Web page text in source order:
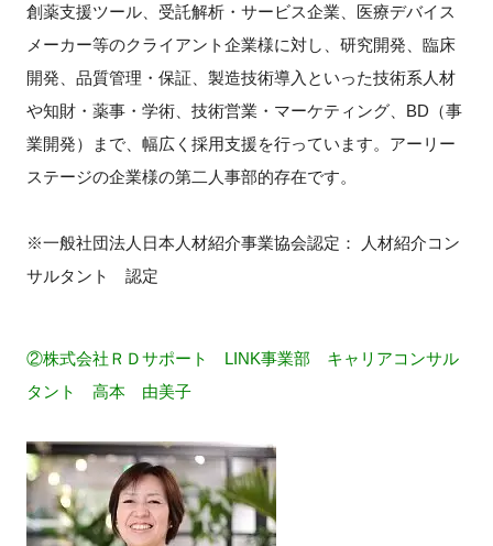
創薬支援ツール、受託解析・サービス企業、医療デバイス
メーカー等のクライアント企業様に対し、研究開発、臨床
開発、品質管理・保証、製造技術導入といった技術系人材
や知財・薬事・学術、技術営業・マーケティング、BD（事
業開発）まで、幅広く採用支援を行っています。アーリー
ステージの企業様の第二人事部的存在です。
※一般社団法人日本人材紹介事業協会認定： 人材紹介コン
サルタント 認定
②株式会社ＲＤサポート LINK事業部 キャリアコンサル
タント 高本 由美子